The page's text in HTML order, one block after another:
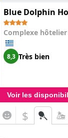
Blue Dolphin
Complexe
8,3 Très bien
Voir les
$